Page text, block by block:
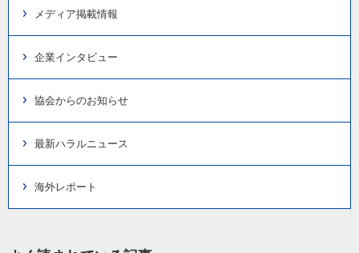
メディア掲載情報
企業インタビュー
協会からのお知らせ
最新ハラルニュース
海外レポート